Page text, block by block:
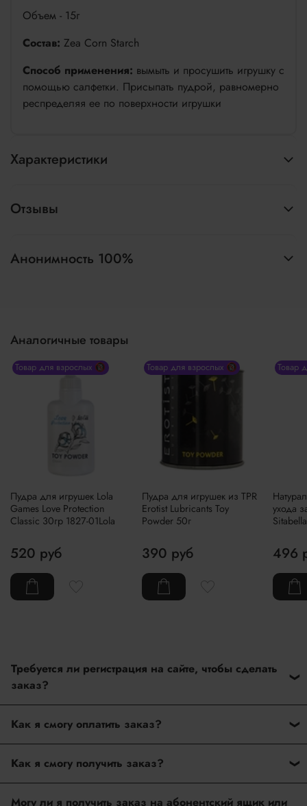
Объем - 15г
Состав: Zea Corn Starch
Способ применения: вымыть и просушить игрушку с
помощью салфетки. Присыпать пудрой, равномерно
респределяя ее по поверхности игрушки
Характеристики
Отзывы
Анонимность 100%
Аналогичные товары
Товар для взрослых 🔞
Пудра для игрушек Lola
Games Love Protection
Classic 30гр 1827-01Lola
520 руб
Товар для взрослых 🔞
Пудра для игрушек из TPR
Erotist Lubricants Toy
Powder 50г
390 руб
Товар
ухода
496
Требуется ли регистрация на сайте, чтобы сделать
заказ?
заказ. Вам достаточно ввести только данные при
оформлении покупки.
Как я смогу оплатить заказ?
наличие товара от нашего менеджера. Как только мы
подтвердим наличие товара, то сразу пришлем ссылку на
Ваш заказ, где будет активная кнопка "Перейти к
Как я смогу получить заказ?
Могу ли я получить заказ на абонентский ящик или